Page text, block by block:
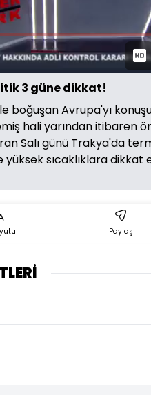
3 güne dikkat!
boğuşan Avrupa'yı
hali yarından itibaren
Salı günü Trakya'da
sıcaklıklara dikkat
Paylaş